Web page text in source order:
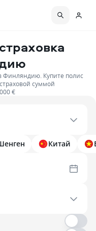
Финляндию. Купите полис
суммой
€
Китай